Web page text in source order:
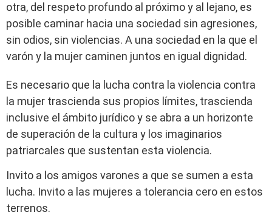
otra, del respeto profundo al próximo y al lejano, es
posible caminar hacia una sociedad sin agresiones,
sin odios, sin violencias. A una sociedad en la que el
varón y la mujer caminen juntos en igual dignidad.
Es necesario que la lucha contra la violencia contra
la mujer trascienda sus propios límites, trascienda
inclusive el ámbito jurídico y se abra a un horizonte
de superación de la cultura y los imaginarios
patriarcales que sustentan esta violencia.
Invito a los amigos varones a que se sumen a esta
lucha. Invito a las mujeres a tolerancia cero en estos
terrenos.